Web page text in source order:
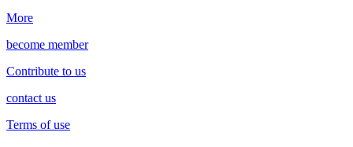
More
become member
Contribute to us
contact us
Terms of use